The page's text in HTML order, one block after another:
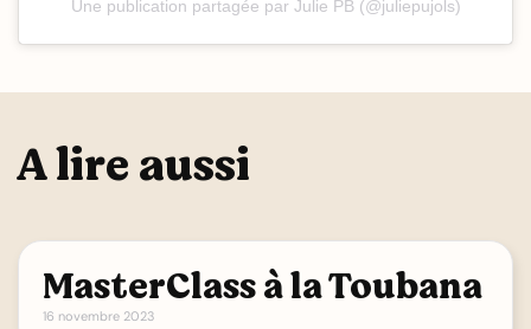
Une publication partagée par Julie PB (@juliepujols)
A lire aussi
MasterClass à la Toubana
16 novembre 2023